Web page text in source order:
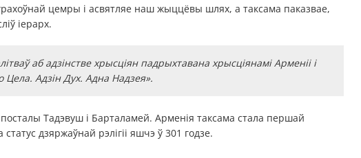
цемры і асвятляе наш жыццёвы шлях, а таксама паказвае,
іерарх.
аб адзінстве хрысціян падрыхтавана хрысціянамі Арменіі і
Цела. Адзін Дух. Адна Надзея».
Тадэвуш і Барталамей. Арменія таксама стала першай
дзяржаўнай рэлігіі яшчэ ў 301 годзе.